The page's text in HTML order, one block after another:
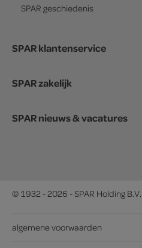
SPAR geschiedenis
SPAR klantenservice
SPAR zakelijk
SPAR nieuws & vacatures
© 1932 - 2026 - SPAR Holding B.V.
algemene voorwaarden